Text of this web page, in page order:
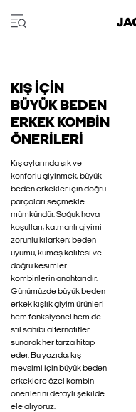
KIŞ İÇIN
BÜYÜK BEDEN
ERKEK KOMBIN
ÖNERILERI
Kış aylarında şık ve
konforlu giyinmek, büyük
beden erkekler için doğru
parçaları seçmekle
mümkündür. Soğuk hava
koşulları, katmanlı giyimi
zorunlu kılarken; beden
uyumu, kumaş kalitesi ve
doğru kesimler
kombinlerin anahtarıdır.
Günümüzde büyük beden
erkek kışlık giyim ürünleri
hem fonksiyonel hem de
stil sahibi alternatifler
sunarak her tarza hitap
eder. Bu yazıda, kış
mevsimi için büyük beden
erkeklere özel kombin
önerilerini detaylı şekilde
ele alıyoruz.